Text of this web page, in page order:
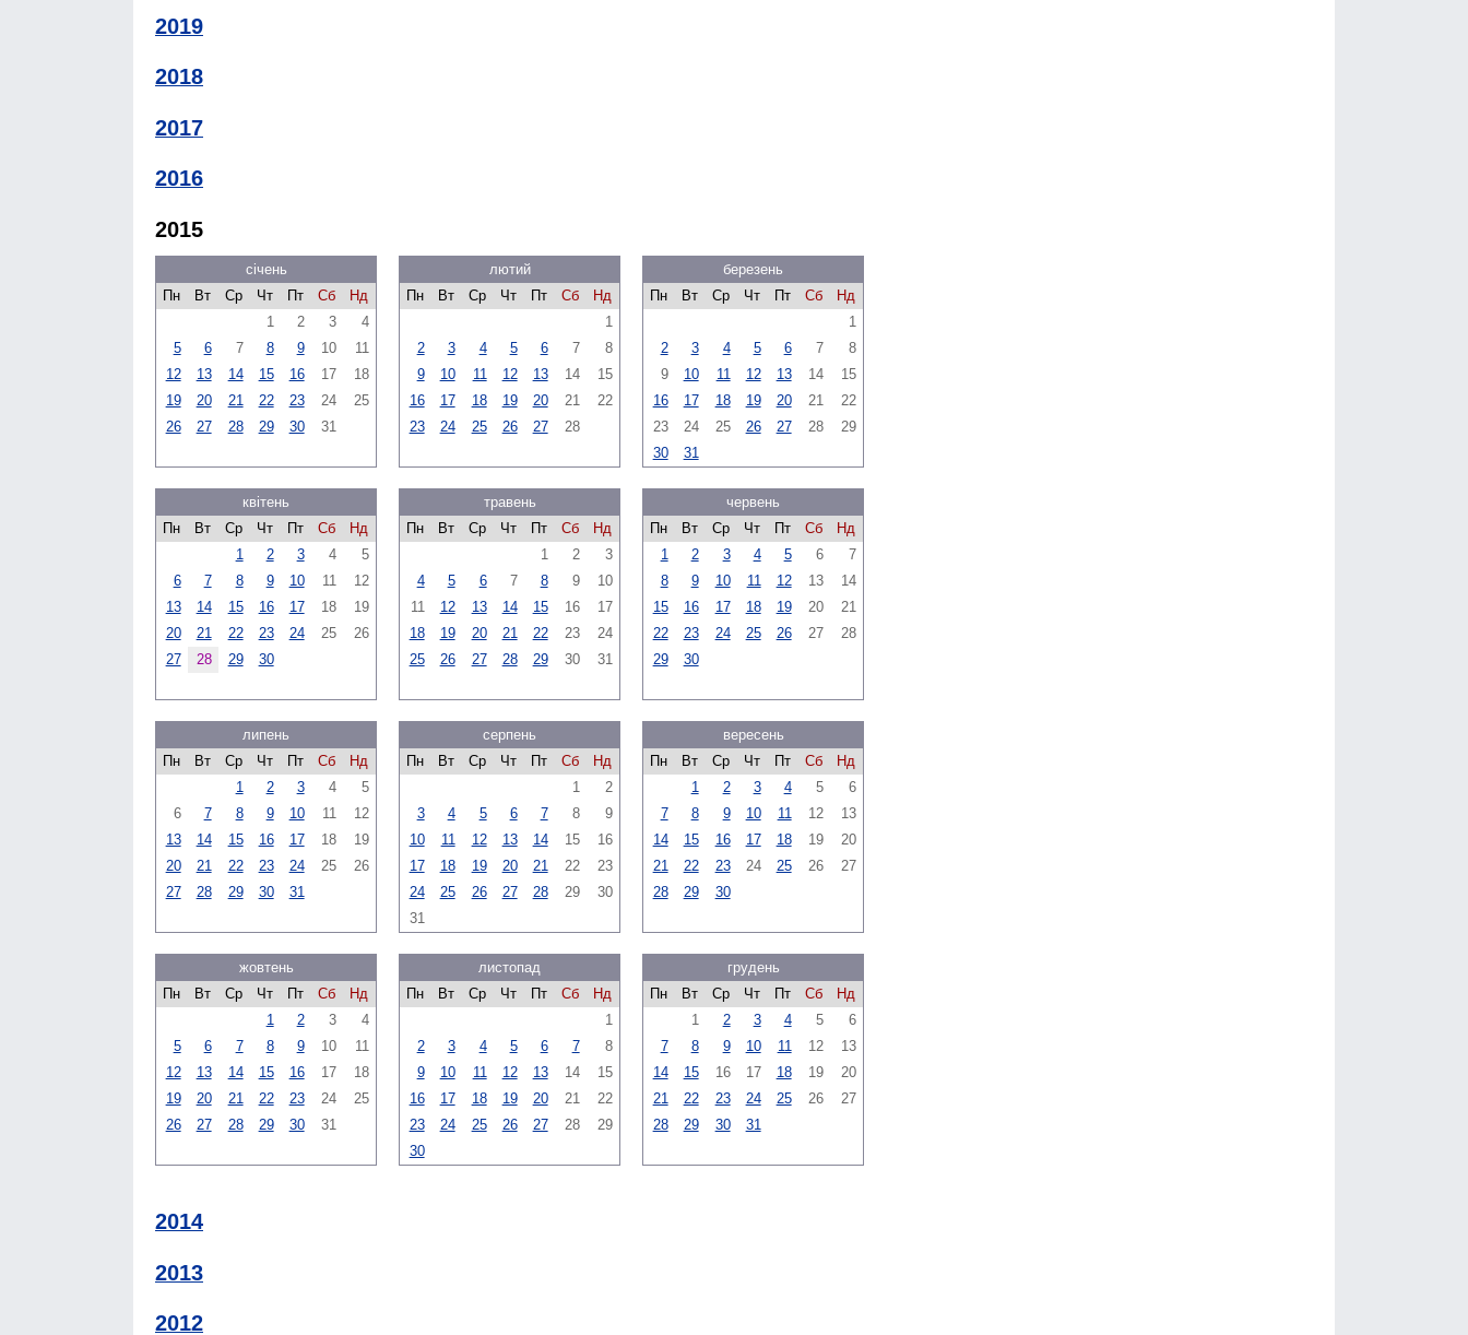
2019
2018
2017
2016
2015
січень
Пн
Вт Ср Чт Пт Сб
Нд
1
2 3
4
5
6 7 8 9 10
11
12
13 14 15 16 17
18
19
20 21 22 23 24
25
26
27 28 29 30 31
лютий
Пн
Вт Ср Чт Пт Сб
Нд
1
2
3 4 5 6 7
8
9
10 11 12 13 14
15
16
17 18 19 20 21
22
23
24 25 26 27 28
березень
Пн
Вт Ср Чт Пт Сб
Нд
1
2
3 4 5 6 7
8
9
10 11 12 13 14
15
16
17 18 19 20 21
22
23
24 25 26 27 28
29
30
31
квітень
Пн
Вт Ср Чт Пт Сб
Нд
1
2 3 4
5
6
7 8 9 10 11
12
13
14 15 16 17 18
19
20
21 22 23 24 25
26
27
28 29 30
травень
Пн
Вт Ср Чт Пт Сб
Нд
1
2
3
4
5 6 7 8 9
10
11
12 13 14 15 16
17
18
19 20 21 22 23
24
25
26 27 28 29 30 31
червень
Пн
Вт Ср Чт Пт Сб
Нд
1
2 3 4 5 6
7
8
9 10 11 12 13
14
15
16 17 18 19 20
21
22
23 24 25 26 27
28
29
30
липень
Пн
Вт Ср Чт Пт Сб
Нд
1
2 3 4
5
6
7 8 9 10 11
12
13
14 15 16 17 18
19
20
21 22 23 24 25
26
27
28 29 30 31
серпень
Пн
Вт Ср Чт Пт Сб
Нд
1
2
3
4 5 6 7 8
9
10
11 12 13 14 15
16
17
18 19 20 21 22
23
24
25 26 27 28 29
30
31
вересень
Пн
Вт Ср Чт Пт Сб
Нд
1
2 3 4 5
6
7
8 9 10 11 12
13
14
15 16 17 18 19
20
21
22 23 24 25 26
27
28
29 30
жовтень
Пн
Вт Ср Чт Пт Сб
Нд
1
2 3
4
5
6 7 8 9 10
11
12
13 14 15 16 17
18
19
20 21 22 23 24
25
26
27 28 29 30 31
листопад
Пн
Вт Ср Чт Пт Сб
Нд
1
2
3 4 5 6 7
8
9
10 11 12 13 14
15
16
17 18 19 20 21
22
23
24 25 26 27 28
29
30
грудень
Пн
Вт Ср Чт Пт Сб
Нд
1
2 3 4 5
6
7
8 9 10 11 12
13
14
15 16 17 18 19
20
21
22 23 24 25 26
27
28
29 30 31
2014
2013
2012